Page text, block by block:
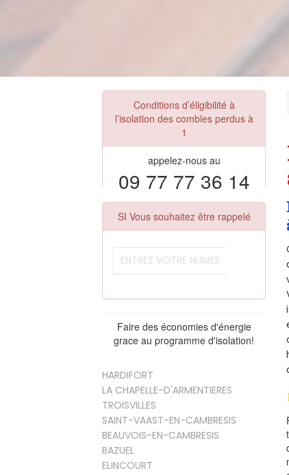
Conditions d’éligibilité à
l’isolation des combles perdus à
1
appelez-nous au
09 77 77 36 14
SI Vous souhaitez être rappelé
Faire des économies d'énergie
grace au programme d'isolation!
HARDIFORT
LA CHAPELLE-D'ARMENTIERES
TROISVILLES
SAINT-VAAST-EN-CAMBRESIS
BEAUVOIS-EN-CAMBRESIS
BAZUEL
ELINCOURT